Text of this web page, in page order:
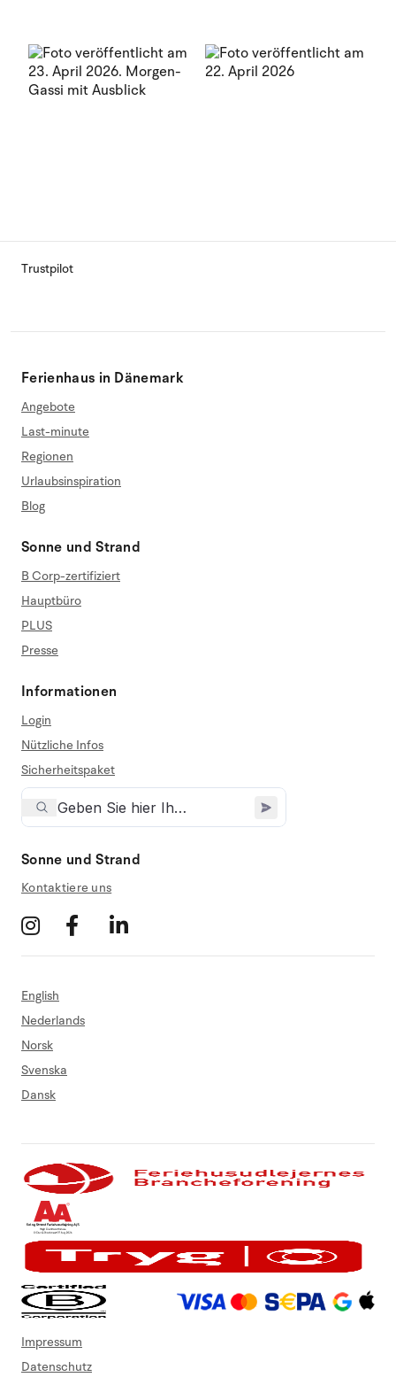
Trustpilot
Ferienhaus in Dänemark
Angebote
Last-minute
Regionen
Urlaubsinspiration
Blog
Sonne und Strand
B Corp-zertifiziert
Hauptbüro
PLUS
Presse
Informationen
Login
Nützliche Infos
Sicherheitspaket
Sonne und Strand
Kontaktiere uns
English
Nederlands
Norsk
Svenska
Dansk
Impressum
Datenschutz